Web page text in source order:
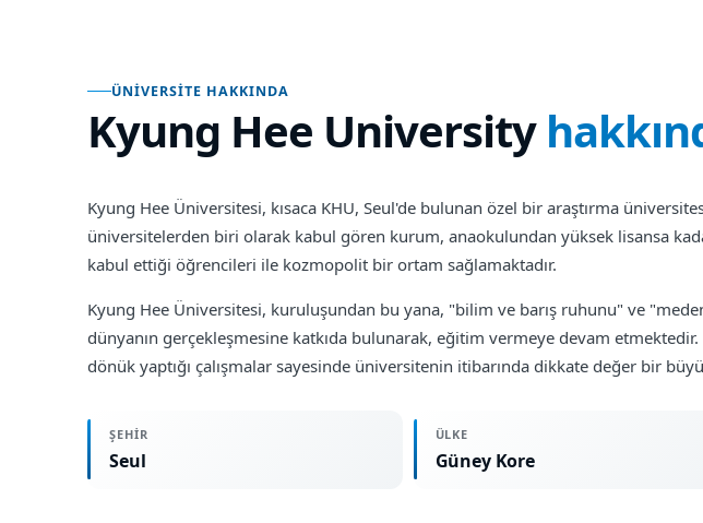
ÜNIVERSITE HAKKINDA
Kyung Hee University
Kyung Hee Üniversitesi, kısaca KHU, Seul'de bulunan özel bir araştırma
üniversitelerden biri olarak kabul gören kurum, anaokulundan yüksek lisansa
kabul ettiği öğrencileri ile kozmopolit bir ortam sağlamaktadır.
Kyung Hee Üniversitesi, kuruluşundan bu yana, "bilim ve barış ruhunu" ve
dünyanın gerçekleşmesine katkıda bulunarak, eğitim vermeye devam
dönük yaptığı çalışmalar sayesinde üniversitenin itibarında dikkate değer bir
ŞEHIR
Seul
ÜLKE
Güney Kore